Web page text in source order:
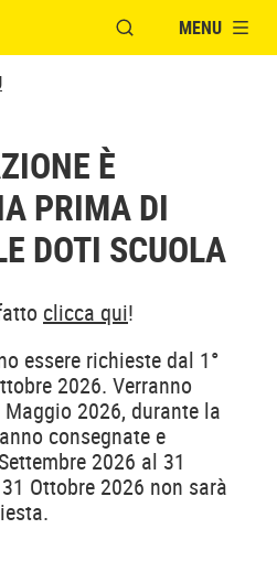
APRI FINESTRA
MENU
È
PRIMA DI
DOTI SCUOLA
clicca qui!
essere richieste dal 1°
2026. Verranno
2026, durante la
consegnate e
2026 al 31
Ottobre 2026 non sarà